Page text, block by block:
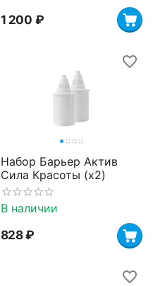
1 200 ₽
Набор Барьер Актив
Сила Красоты (х2)
В наличии
‍828‍ ₽